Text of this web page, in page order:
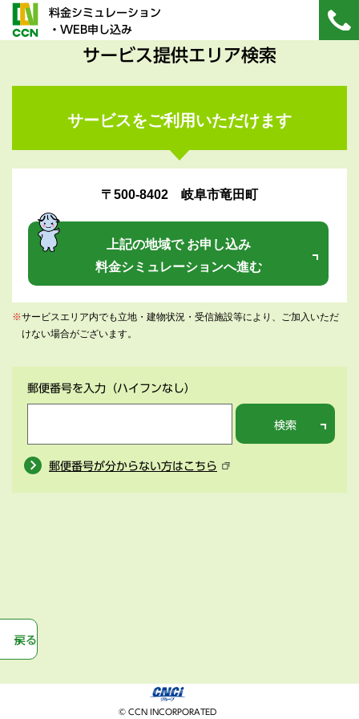
料金シミュレーション
・WEB申し込み
サービス提供エリア検索
サービスをご利用いただけます
〒500-8402 岐阜市竜田町
上記の地域で お申し込み
料金シミュレーションへ進む
※サービスエリア内でも立地・建物状況・受信施設等により、ご加入いただ
けない場合がございます。
郵便番号を入力 （ハイフンなし）
検索
郵便番号が分からない方はこちら
戻る
© CCN INCORPORATED